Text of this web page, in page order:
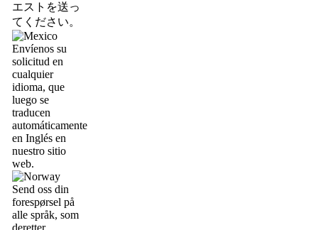
エストを送っ
てください。
Envíenos su
solicitud en
cualquier
idioma, que
luego se
traducen
automáticamente
en Inglés en
nuestro sitio
web.
Send oss din
forespørsel på
alle språk, som
deretter